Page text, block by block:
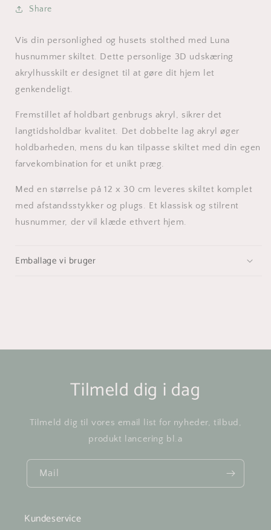
Share
Vis din personlighed og husets stolthed med Luna
husnummer skiltet. Dette personlige 3D udskæring
akrylhusskilt er designet til at gøre dit hjem let
genkendeligt.
Fremstillet af holdbart genbrugs akryl, sikrer det
langtidsholdbar kvalitet. Det dobbelte lag akryl øger
holdbarheden, mens du kan tilpasse skiltet med din egen
farvekombination for et unikt præg.
Med en størrelse på 12 x 30 cm leveres skiltet komplet
med afstandsstykker og plugs. Et klassisk og stilrent
husnummer, der vil klæde ethvert hjem.
Emballage vi bruger
Tilmeld dig i dag
Tilmeld dig til vores email list for nyheder, tilbud,
produkt lancering bl.a
Mail
Kundeservice